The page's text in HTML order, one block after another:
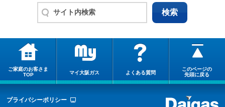
ご家庭のお客さま
TOP
マイ大阪ガス よくある質問
このページの
先頭に戻る
プライバシーポリシー